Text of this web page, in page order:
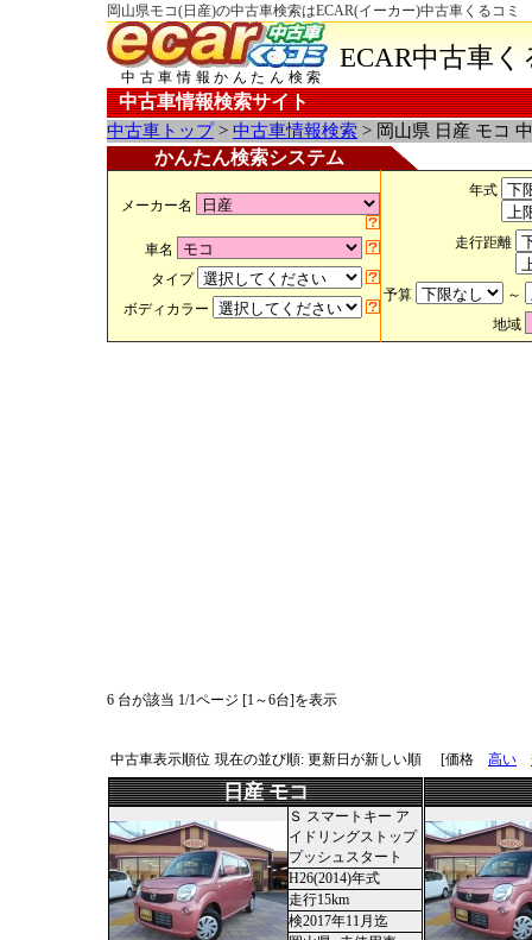
岡山県モコ(日産)の中古車検索はECAR(イーカー)中古車くるコミ
中古車情報かんたん検索
ECAR中古車
中古車情報検索サイト
中古車トップ> 中古車情報検索 > 岡山県 日産 モコ
かんたん検索システム
メーカー名
車名
タイプ
ボディカラー
年式
走行距離
予算
～
地域
6 台が該当 1/1ページ [1～6台]を表示
中古車表示順位 現在の並び順: 更新日が新しい順 [価格 高い
日産 モコ
Ｓ スマートキー ア
イドリングストップ
プッシュスタート
H26(2014)年式
走行15km
検2017年11月迄